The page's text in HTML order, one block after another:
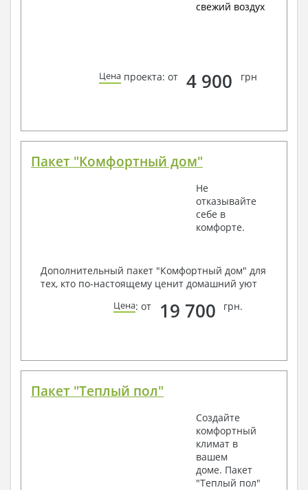
свежий воздух
Цена проекта: от 4 900 грн
Пакет "Комфортный дом"
Не
отказывайте
себе в
комфорте.
Дополнительный пакет "Комфортный дом" для
тех, кто по-настоящему ценит домашний уют
Цена: от 19 700 грн.
Пакет "Теплый пол"
Создайте
комфортный
климат в
вашем
доме. Пакет
"Теплый пол"